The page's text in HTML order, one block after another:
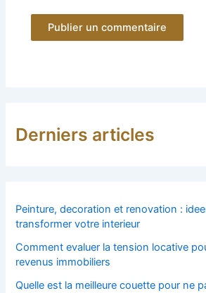
Derniers articles
Peinture, decoration et renovation :
transformer votre interieur
Comment evaluer la tension locative
revenus immobiliers
Quelle est la meilleure couette pour ne